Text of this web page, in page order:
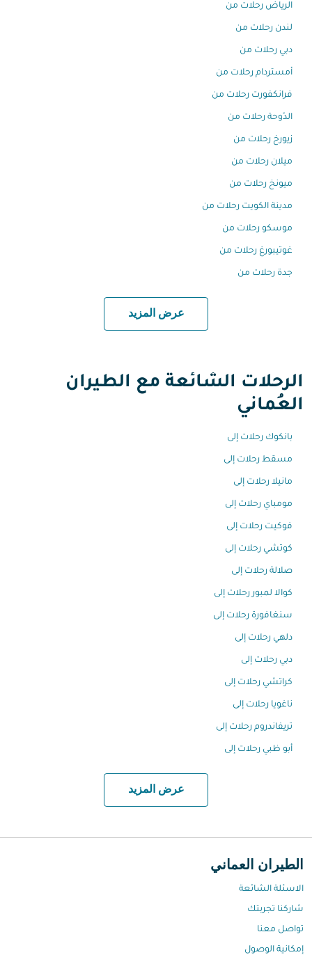
الرياض رحلات من
لندن رحلات من
دبي رحلات من
أمستردام رحلات من
فرانكفورت رحلات من
الدّوحة رحلات من
زيورخ رحلات من
ميلان رحلات من
ميونخ رحلات من
مدينة الكويت رحلات من
موسكو رحلات من
غوتيبورغ رحلات من
جدة رحلات من
عرض المزيد
الرحلات الشائعة مع الطيران
العُماني
بانكوك رحلات إلى
مسقط رحلات إلى
مانيلا رحلات إلى
مومباي رحلات إلى
فوكيت رحلات إلى
كوتشي رحلات إلى
صلالة رحلات إلى
كوالا لمبور رحلات إلى
سنغافورة رحلات إلى
دلهي رحلات إلى
دبي رحلات إلى
كراتشي رحلات إلى
ناغويا رحلات إلى
تريفاندروم رحلات إلى
أبو ظبي رحلات إلى
عرض المزيد
الطيران العماني
الاسئلة الشائعة
شاركنا تجربتك
تواصل معنا
إمكانية الوصول